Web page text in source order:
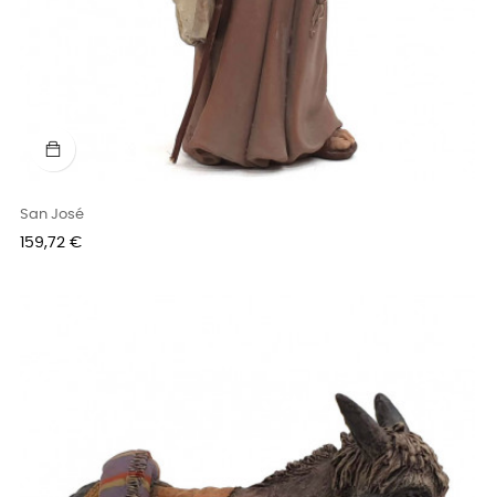
San José
Precio
159,72 €